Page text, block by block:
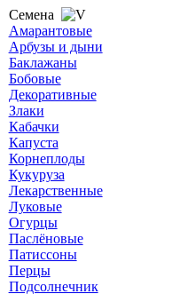
Семена
Амарантовые
Арбузы и дыни
Баклажаны
Бобовые
Декоративные
Злаки
Кабачки
Капуста
Корнеплоды
Кукуруза
Лекарственные
Луковые
Огурцы
Паслёновые
Патиссоны
Перцы
Подсолнечник